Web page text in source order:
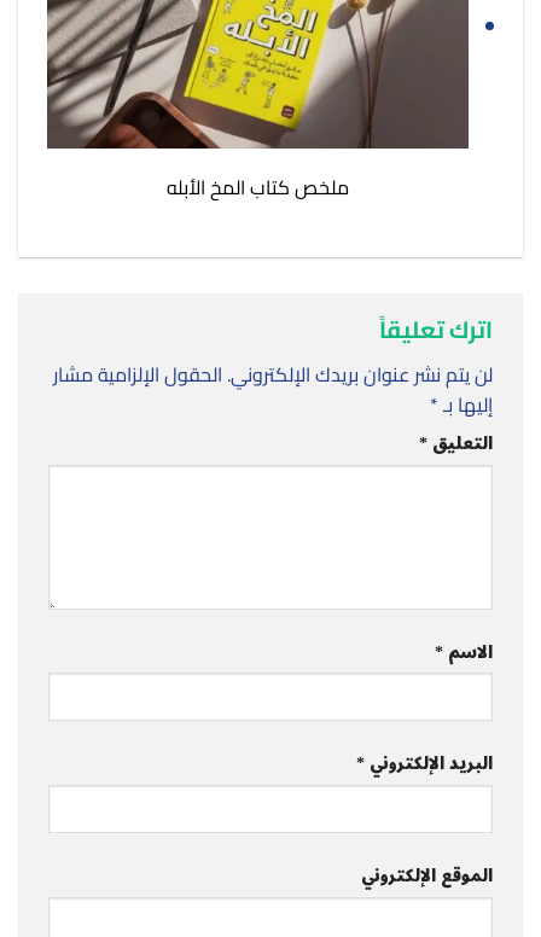
ملخص كتاب المخ الأبله
اترك تعليقاً
لن يتم نشر عنوان بريدك الإلكتروني. الحقول الإلزامية مشار
إليها بـ*
التعليق*
الاسم*
البريد الإلكتروني*
الموقع الإلكتروني